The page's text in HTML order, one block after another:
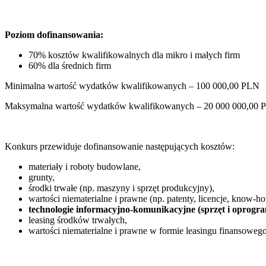
Poziom dofinansowania:
70% kosztów kwalifikowalnych dla mikro i małych firm
60% dla średnich firm
Minimalna wartość wydatków kwalifikowanych – 100 000,00 PLN
Maksymalna wartość wydatków kwalifikowanych – 20 000 000,00
Konkurs przewiduje dofinansowanie następujących kosztów:
materiały i roboty budowlane,
grunty,
środki trwałe (np. maszyny i sprzęt produkcyjny),
wartości niematerialne i prawne (np. patenty, licencje, know-
technologie informacyjno-komunikacyjne (sprzęt i
leasing środków trwałych,
wartości niematerialne i prawne w formie leasingu